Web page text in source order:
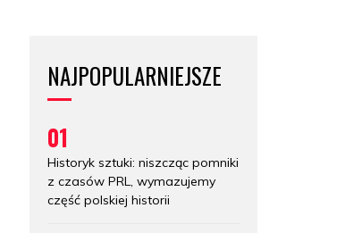
NAJPOPULARNIEJSZE
01
Historyk sztuki: niszcząc pomniki
z czasów PRL, wymazujemy
część polskiej historii